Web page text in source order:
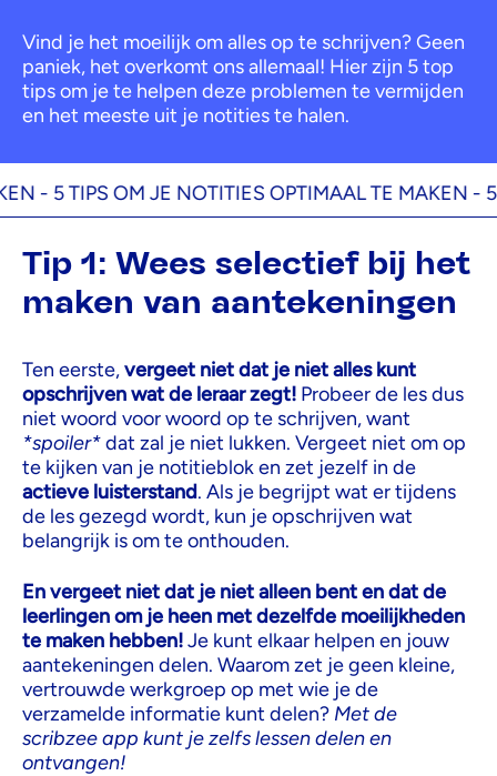
Vind je het moeilijk om alles op te schrijven? Geen
paniek, het overkomt ons allemaal! Hier zijn 5 top
tips om je te helpen deze problemen te vermijden
en het meeste uit je notities te halen.
-5 TIPS OM JE NOTITIES OPTIMAAL TE MAKEN -5
Tip 1: Wees selectief bij het
maken van aantekeningen
Ten eerste,vergeet niet dat je niet alles kunt
opschrijven wat de leraar zegt! Probeer de les dus
niet woord voor woord op te schrijven, want
*spoiler*dat zal je niet lukken. Vergeet niet om op
te kijken van je notitieblok en zet jezelf in de
actieve luisterstand. Als je begrijpt wat er tijdens
de les gezegd wordt, kun je opschrijven wat
belangrijk is om te onthouden.
En vergeet niet dat je niet alleen bent en dat de
leerlingen om je heen met dezelfde moeilijkheden
te maken hebben!Je kunt elkaar helpen en jouw
aantekeningen delen. Waarom zet je geen kleine,
vertrouwde werkgroep op met wie je de
verzamelde informatie kunt delen? Met de
scribzee app kunt je zelfs lessen delen en
ontvangen!